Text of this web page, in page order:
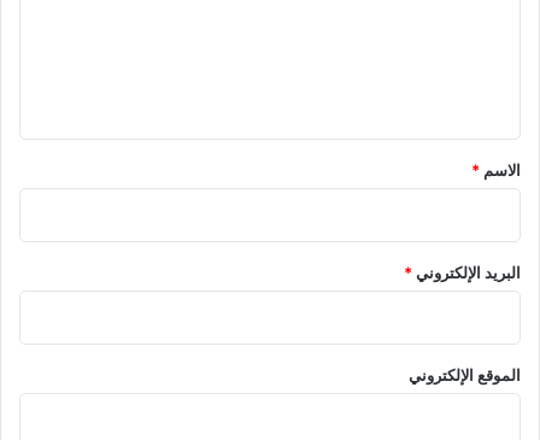
*
الاسم *
البريد الإلكتروني*
الموقع الإلكتروني